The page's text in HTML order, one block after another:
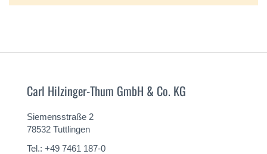
Carl Hilzinger-Thum GmbH & Co. KG
Siemensstraße 2
78532 Tuttlingen
Tel.: +49 7461 187-0